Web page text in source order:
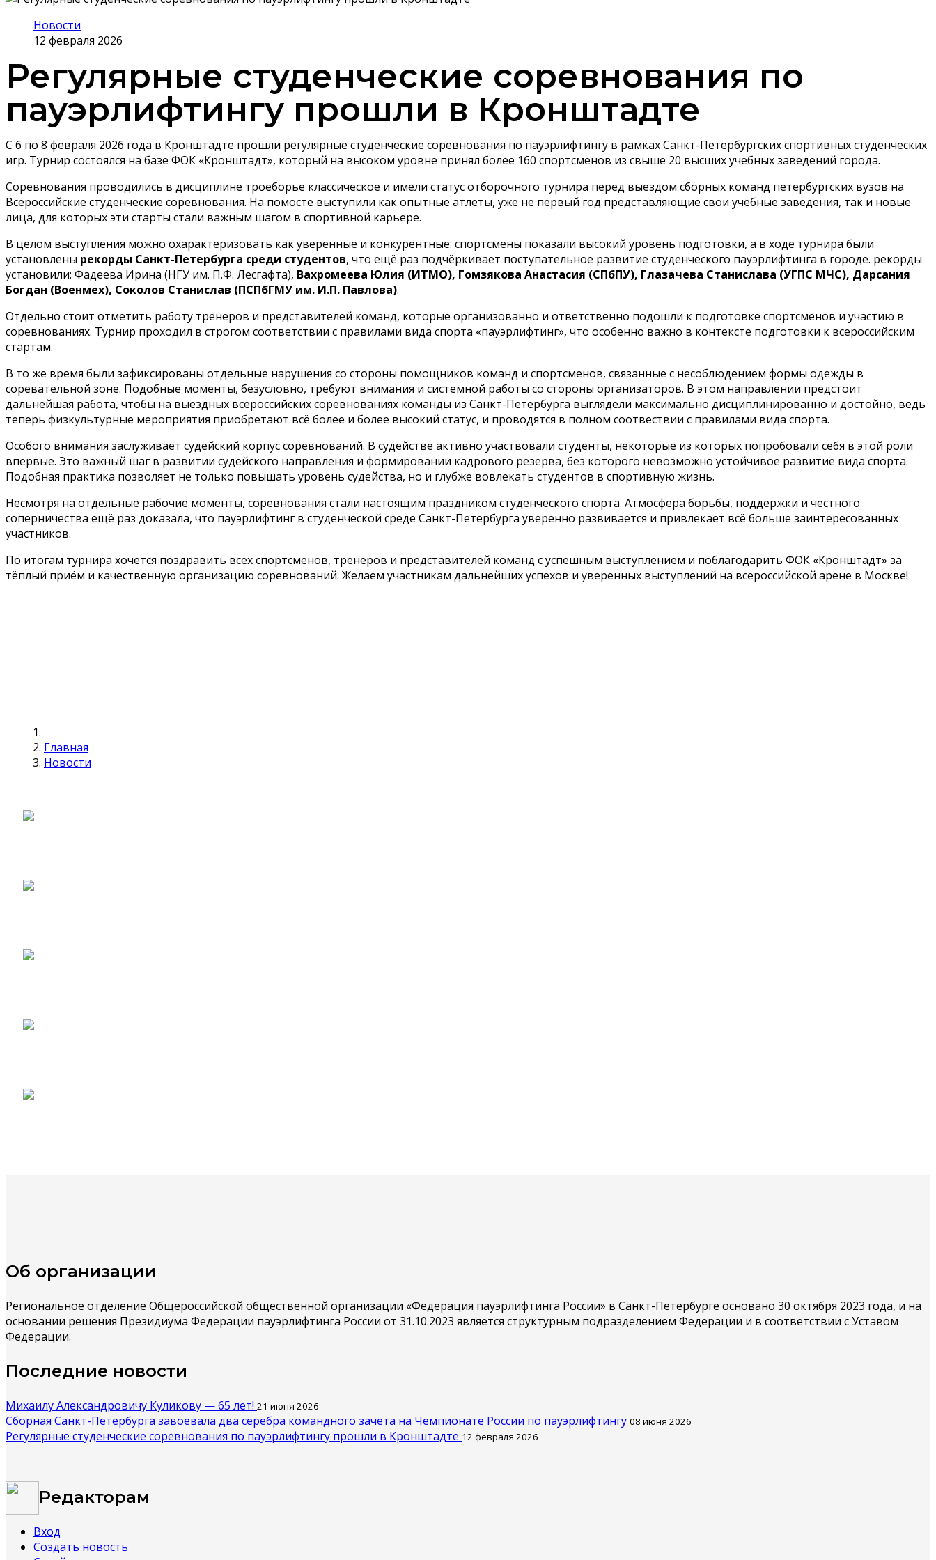
Новости
12 февраля 2026
Регулярные студенческие соревнования по
пауэрлифтингу прошли в Кронштадте
С 6 по 8 февраля 2026 года в Кронштадте прошли регулярные студенческие соревнования по пауэрлифтингу в рамках Санкт-Петербургских спортивных студенческих
игр. Турнир состоялся на базе ФОК «Кронштадт», который на высоком уровне принял более 160 спортсменов из свыше 20 высших учебных заведений города.
Соревнования проводились в дисциплине троеборье классическое и имели статус отборочного турнира перед выездом сборных команд петербургских вузов на
Всероссийские студенческие соревнования. На помосте выступили как опытные атлеты, уже не первый год представляющие свои учебные заведения, так и новые
лица, для которых эти старты стали важным шагом в спортивной карьере.
В целом выступления можно охарактеризовать как уверенные и конкурентные: спортсмены показали высокий уровень подготовки, а в ходе турнира были
установлены рекорды Санкт-Петербурга среди студентов, что ещё раз подчёркивает поступательное развитие студенческого пауэрлифтинга в городе. рекорды
установили: Фадеева Ирина (НГУ им. П.Ф. Лесгафта), Вахромеева Юлия (ИТМО), Гомзякова Анастасия (СПбПУ), Глазачева Станислава (УГПС МЧС), Дарсания
Богдан (Военмех), Соколов Станислав (ПСПбГМУ им. И.П. Павлова).
Отдельно стоит отметить работу тренеров и представителей команд, которые организованно и ответственно подошли к подготовке спортсменов и участию в
соревнованиях. Турнир проходил в строгом соответствии с правилами вида спорта «пауэрлифтинг», что особенно важно в контексте подготовки к всероссийским
стартам.
В то же время были зафиксированы отдельные нарушения со стороны помощников команд и спортсменов, связанные с несоблюдением формы одежды в
соревательной зоне. Подобные моменты, безусловно, требуют внимания и системной работы со стороны организаторов. В этом направлении предстоит
дальнейшая работа, чтобы на выездных всероссийских соревнованиях команды из Санкт-Петербурга выглядели максимально дисциплинированно и достойно, ведь
теперь физкультурные мероприятия приобретают всё более и более высокий статус, и проводятся в полном соотвествии с правилами вида спорта.
Особого внимания заслуживает судейский корпус соревнований. В судействе активно участвовали студенты, некоторые из которых попробовали себя в этой роли
впервые. Это важный шаг в развитии судейского направления и формировании кадрового резерва, без которого невозможно устойчивое развитие вида спорта.
Подобная практика позволяет не только повышать уровень судейства, но и глубже вовлекать студентов в спортивную жизнь.
Несмотря на отдельные рабочие моменты, соревнования стали настоящим праздником студенческого спорта. Атмосфера борьбы, поддержки и честного
соперничества ещё раз доказала, что пауэрлифтинг в студенческой среде Санкт-Петербурга уверенно развивается и привлекает всё больше заинтересованных
участников.
По итогам турнира хочется поздравить всех спортсменов, тренеров и представителей команд с успешным выступлением и поблагодарить ФОК «Кронштадт» за
тёплый приём и качественную организацию соревнований. Желаем участникам дальнейших успехов и уверенных выступлений на всероссийской арене в Москве!
Главная
Новости
Об организации
Региональное отделение Общероссийской общественной организации «Федерация пауэрлифтинга России» в Санкт-Петербурге основано 30 октября 2023 года, и на
основании решения Президиума Федерации пауэрлифтинга России от 31.10.2023 является структурным подразделением Федерации и в соответствии с Уставом
Федерации.
Последние новости
Михаилу Александровичу Куликову — 65 лет! 21 июня 2026
Сборная Санкт-Петербурга завоевала два серебра командного зачёта на Чемпионате России по пауэрлифтингу 08 июня 2026
Регулярные студенческие соревнования по пауэрлифтингу прошли в Кронштадте 12 февраля 2026
Редакторам
Вход
Создать новость